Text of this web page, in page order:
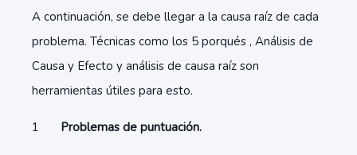
A continuación, se debe llegar a la causa raíz de cada
problema. Técnicas como los 5 porqués , Análisis de
Causa y Efecto y análisis de causa raíz son
herramientas útiles para esto.
Problemas de puntuación.